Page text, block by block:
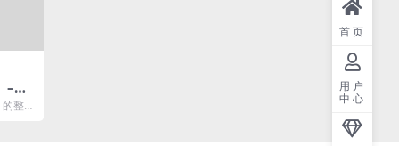
限
的整
首页
用户
中心